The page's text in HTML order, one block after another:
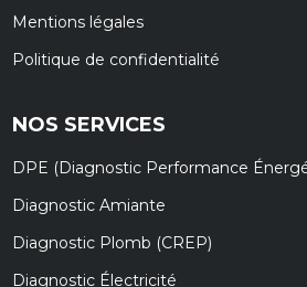
Mentions légales
Politique de confidentialité
NOS SERVICES
DPE (Diagnostic Performance
Diagnostic Amiante
Diagnostic Plomb (CREP)
Diagnostic Électricité